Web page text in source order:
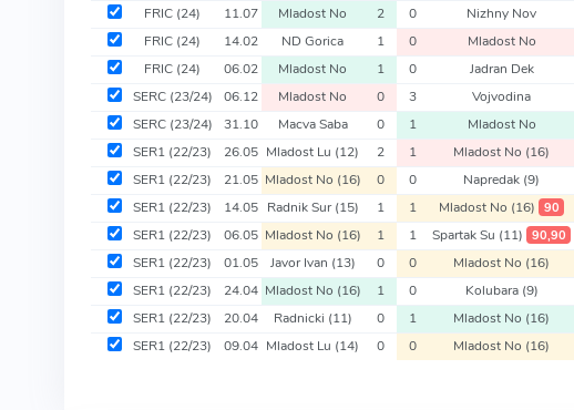
FRIC (24) 11.07 Mladost No 2 0 Nizhny Nov
FRIC (24) 14.02 ND Gorica 1 0 Mladost No
FRIC (24) 06.02 Mladost No 1 0 Jadran Dek
SERC (23/24) 06.12 Mladost No 0 3 Vojvodina
SERC (23/24) 31.10 Macva Saba 0 1 Mladost No
SER1 (22/23) 26.05 Mladost Lu (12) 2 1 Mladost No (16)
SER1 (22/23) 21.05 Mladost No (16) 0 0 Napredak (9)
SER1 (22/23) 14.05 Radnik Sur(15) 1 1 Mladost No (16) 90
SER1 (22/23) 06.05 Mladost No (16) 1 1 Spartak Su (11) 90,90
SER1 (22/23) 01.05 Javor Ivan (13) 0 0 Mladost No (16)
SER1 (22/23) 24.04 Mladost No (16) 1 0 Kolubara (9)
SER1 (22/23) 20.04 Radnicki (11) 0 1 Mladost No (16)
SER1 (22/23) 09.04 Mladost Lu (14) 0 0 Mladost No (16)